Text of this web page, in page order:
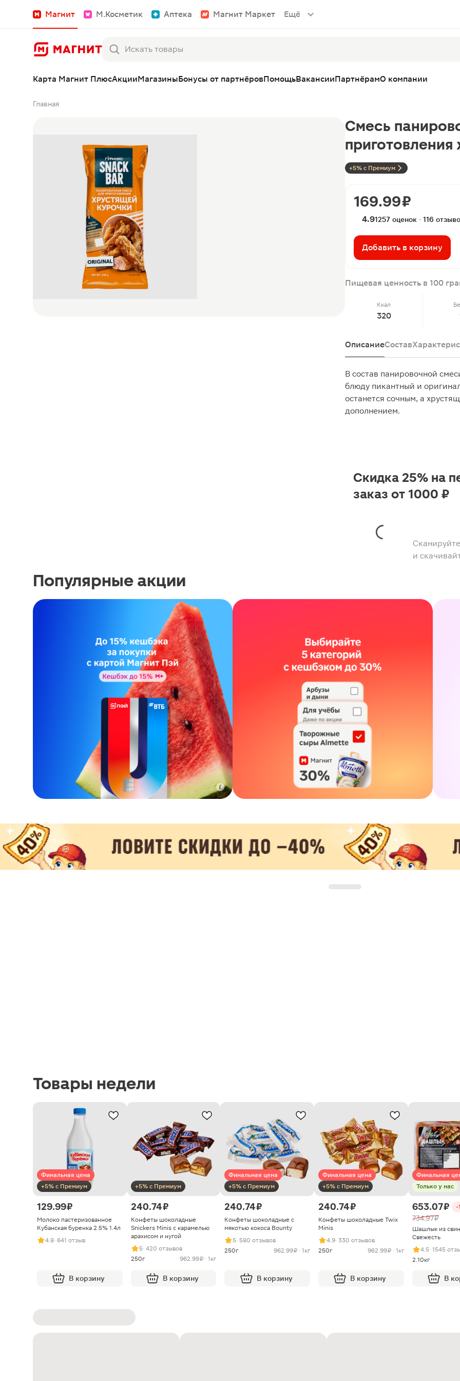
Магнит М.Косметик Аптека Магнит Маркет Ещё
Карта Магнит ПлюсАкцииМагазиныБонусы от партнёровПомощьВакансииПартнёрамО компании
Главная
+5% с Премиум
Смесь
приготовления
169.99 ₽
4.91257 оценок · 116
Добавить в корзину
Пищевая ценность в 100
Ккал
320
ОписаниеСостав
В состав панировочной
блюду пикантный и
останется сочным, а
дополнением.
и
Скидка 25% на
заказ от 1000 ₽
Популярные акции
Товары недели
Финальная цена
+5% с Премиум
129.99 ₽
Молоко пастеризованное
Кубанская буренка 2.5% 1.4л
4.8· 641 отзыв
В корзину
+5% с Премиум
240.74 ₽
Конфеты шоколадные
Snickers Minis с карамелью
арахисом и нугой
5· 420 отзывов
250г
962.99 ₽ · 1кг
В корзину
Финальная цена
+5% с Премиум
240.74 ₽
Конфеты шоколадные с
мякотью кокоса Bounty
5· 580 отзывов
250г
962.99 ₽ · 1кг
В корзину
Финальная цена
+5% с Премиум
240.74 ₽
Конфеты шоколадные Twix
Minis
4.9· 330 отзывов
250г
962.99 ₽ · 1кг
В корзину
Финальная
Только у нас
653.07 ₽ -
734.97 ₽
Шашлык из
Свежесть
4.5· 1545
2.10кг
В